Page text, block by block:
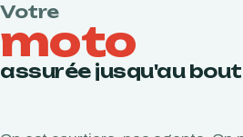
Votre
moto
assurée jusqu'au